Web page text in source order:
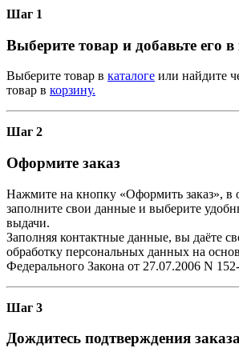
Шаг 1
Выберите товар и добавьте его
Выберите товар в каталоге или найдите
товар в корзину.
Шаг 2
Оформите заказ
Нажмите на кнопку «Оформить заказ», в
заполните свои данные и выберите
выдачи.
Заполняя контактные данные, вы даёте
обработку персональных данных на
Федерального Закона от 27.07.2006 N
Шаг 3
Дождитесь подтверждения